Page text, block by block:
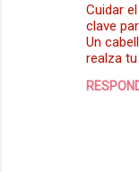
Cuidar
clave
Un
realza